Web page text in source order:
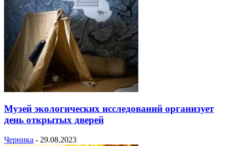
Музей экологических исследований организует
день открытых дверей
Черника - 29.08.2023